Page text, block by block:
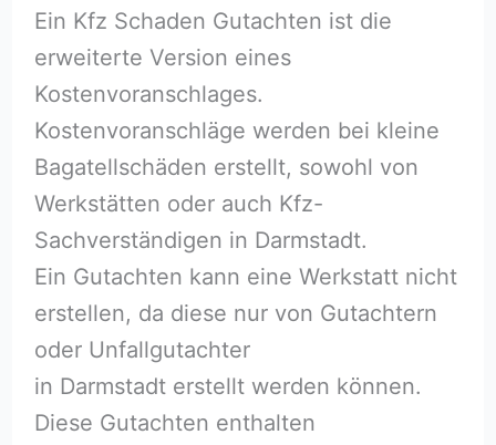
Ein Kfz Schaden Gutachten ist die
erweiterte Version eines
Kostenvoranschlages.
Kostenvoranschläge werden bei kleine
Bagatellschäden erstellt, sowohl von
Werkstätten oder auch Kfz-
Sachverständigen in Darmstadt.
Ein Gutachten kann eine Werkstatt nicht
erstellen, da diese nur von Gutachtern
oder Unfallgutachter
in Darmstadt erstellt werden können.
Diese Gutachten enthalten